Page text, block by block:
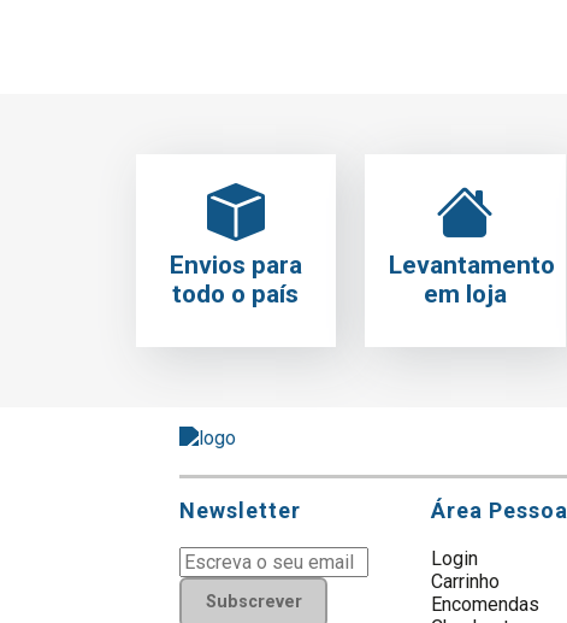
Envios para
todo o país
Levantamento
em loja
Newsletter
Subscrever
Área Pessoal
Login
Carrinho
Encomendas